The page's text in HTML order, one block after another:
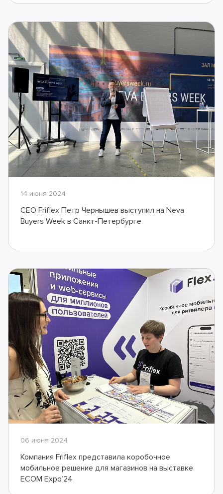
14 июня 2024
CEO Friflex Петр Чернышев выступил на Neva
Buyers Week в Санкт-Петербурге
06 июня 2024
Компания Friflex представила коробочное
мобильное решение для магазинов на выставке
ECOM Expo’24